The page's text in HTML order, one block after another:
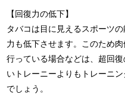
【回復力の低下】
タバコは目に見えるスポーツ
力も低下させます。このため
行っている場合などは、超回
いトレーニーよりもトレーニ
でしょう。